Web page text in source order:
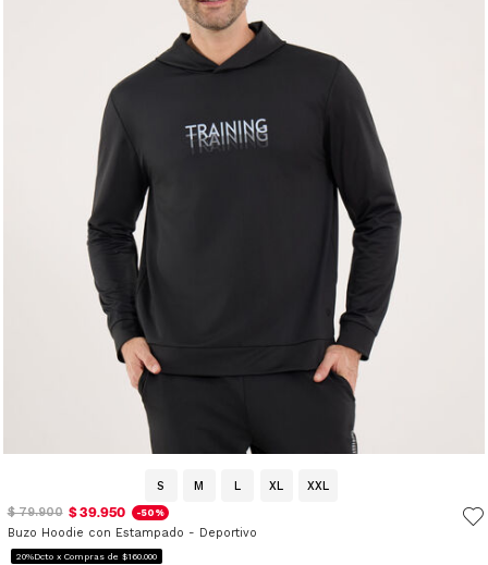
S M L XL XXL
$ 79.900 $ 39.950 -50%
Buzo Hoodie con Estampado - Deportivo
20%Dcto x Compras de $160.000